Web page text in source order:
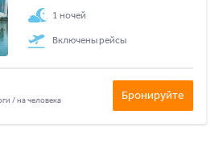
1 ночей
Включены рейсы
/ на человека Бронируйте